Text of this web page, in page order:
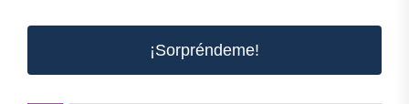
¡Sorpréndeme!